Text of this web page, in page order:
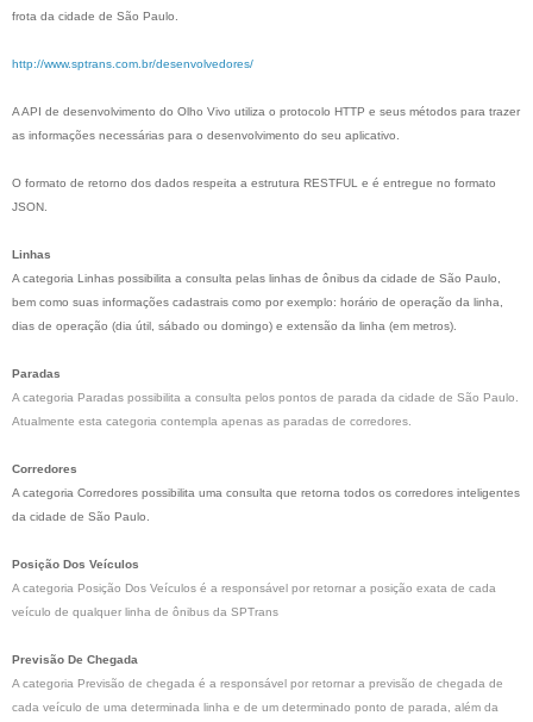
frota da cidade de São Paulo.
http://www.sptrans.com.br/desenvolvedores/
A API de desenvolvimento do Olho Vivo utiliza o protocolo HTTP e seus métodos para trazer
as informações necessárias para o desenvolvimento do seu aplicativo.
O formato de retorno dos dados respeita a estrutura RESTFUL e é entregue no formato
JSON.
Linhas
A categoria Linhas possibilita a consulta pelas linhas de ônibus da cidade de São Paulo,
bem como suas informações cadastrais como por exemplo: horário de operação da linha,
dias de operação (dia útil, sábado ou domingo) e extensão da linha (em metros).
Paradas
A categoria Paradas possibilita a consulta pelos pontos de parada da cidade de São Paulo.
Atualmente esta categoria contempla apenas as paradas de corredores.
Corredores
A categoria Corredores possibilita uma consulta que retorna todos os corredores inteligentes
da cidade de São Paulo.
Posição Dos Veículos
A categoria Posição Dos Veículos é a responsável por retornar a posição exata de cada
veículo de qualquer linha de ônibus da SPTrans
Previsão De Chegada
A categoria Previsão de chegada é a responsável por retornar a previsão de chegada de
cada veículo de uma determinada linha e de um determinado ponto de parada, além da